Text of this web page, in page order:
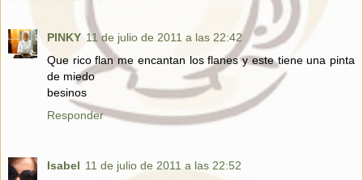
PINKY 11 de julio de 2011 a las 22:42
Que rico flan me encantan los flanes y este tiene una pinta
de miedo
besinos
Responder
Isabel 11 de julio de 2011 a las 22:52